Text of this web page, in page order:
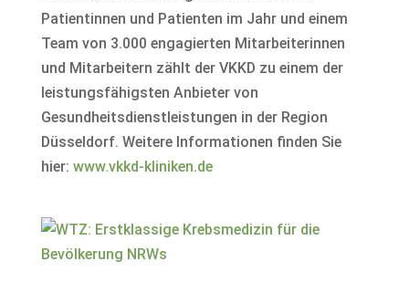
Patientinnen und Patienten im Jahr und einem
Team von 3.000 engagierten Mitarbeiterinnen
und Mitarbeitern zählt der VKKD zu einem der
leistungsfähigsten Anbieter von
Gesundheitsdienstleistungen in der Region
Düsseldorf. Weitere Informationen finden Sie
hier: www.vkkd-kliniken.de